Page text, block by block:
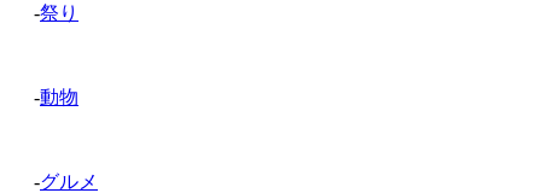
-祭り
-動物
-グルメ